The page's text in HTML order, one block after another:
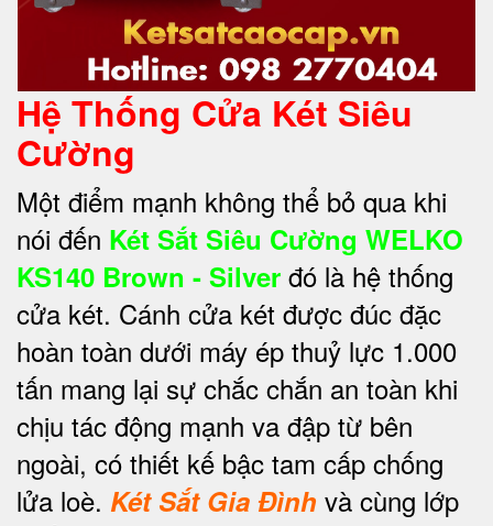
Hệ Thống Cửa Két Siêu
Cường
Một điểm mạnh không thể bỏ qua khi
nói đến Két Sắt Siêu Cường WELKO
KS140 Brown - Silver đó là hệ thống
cửa két. Cánh cửa két được đúc đặc
hoàn toàn dưới máy ép thuỷ lực 1.000
tấn mang lại sự chắc chắn an toàn khi
chịu tác động mạnh va đập từ bên
ngoài, có thiết kế bậc tam cấp chống
lửa loè. Két Sắt Gia Đình và cùng lớp